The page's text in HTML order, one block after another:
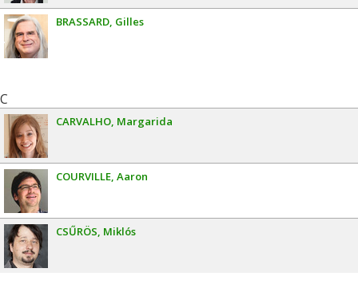
BRASSARD Gilles
C
CARVALHO Margarida
COURVILLE Aaron
CSŰRÖS Miklós